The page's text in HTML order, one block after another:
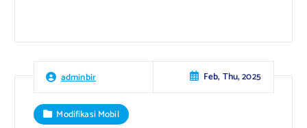
adminbir Feb, Thu, 2025
Modifikasi Mobil